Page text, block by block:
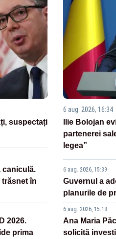
suspectați
caniculă.
trăsnet în
2026.
prima
6 aug. 2026, 16:34
Ilie Bolojan
partenerei
legea”
6 aug. 2026, 15:39
Guvernul a
planurile de
6 aug. 2026, 15:18
Ana Maria
solicită